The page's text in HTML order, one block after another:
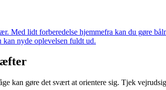
lidt forberedelse hjemmefra kan du gøre
kan nyde oplevelsen fuldt ud.
kan gøre det svært at orientere sig. Tjek